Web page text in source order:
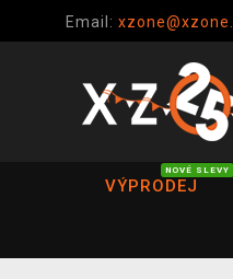
Email:
VÝPRODEJ
NOVÉ SLEVY